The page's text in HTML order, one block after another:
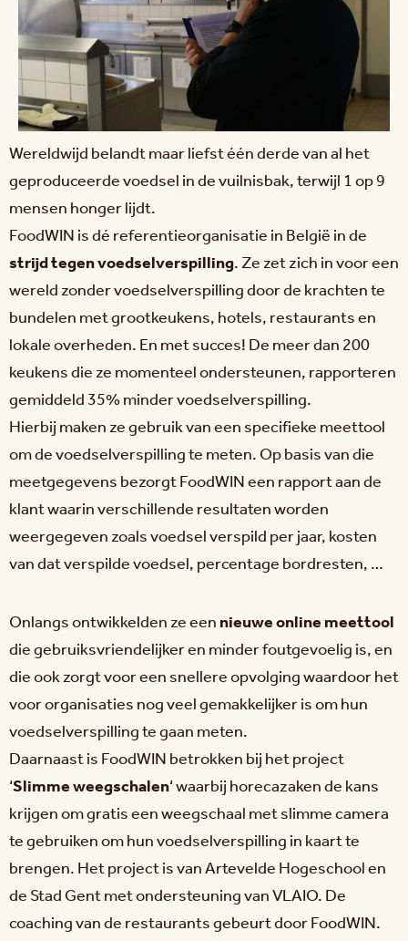
Wereldwijd belandt maar liefst één derde van al het
geproduceerde voedsel in de vuilnisbak, terwijl 1 op 9
mensen honger lijdt.
FoodWIN is dé referentieorganisatie in België in de
strijd tegen voedselverspilling. Ze zet zich in voor een
wereld zonder voedselverspilling door de krachten te
bundelen met grootkeukens, hotels, restaurants en
lokale overheden. En met succes! De meer dan 200
keukens die ze momenteel ondersteunen, rapporteren
gemiddeld 35% minder voedselverspilling.
Hierbij maken ze gebruik van een specifieke meettool
om de voedselverspilling te meten. Op basis van die
meetgegevens bezorgt FoodWIN een rapport aan de
klant waarin verschillende resultaten worden
weergegeven zoals voedsel verspild per jaar, kosten
van dat verspilde voedsel, percentage bordresten, …
Onlangs ontwikkelden ze eennieuwe online meettool
die gebruiksvriendelijker en minder foutgevoelig is, en
die ook zorgt voor een snellere opvolging waardoor het
voor organisaties nog veel gemakkelijker is om hun
voedselverspilling te gaan meten.
Daarnaast is FoodWIN betrokken bij het project
‘Slimme weegschalen‘ waarbij horecazaken de kans
krijgen om gratis een weegschaal met slimme camera
te gebruiken om hun voedselverspilling in kaart te
brengen. Het project is van Artevelde Hogeschool en
de Stad Gent met ondersteuning van VLAIO. De
coaching van de restaurants gebeurt door FoodWIN.